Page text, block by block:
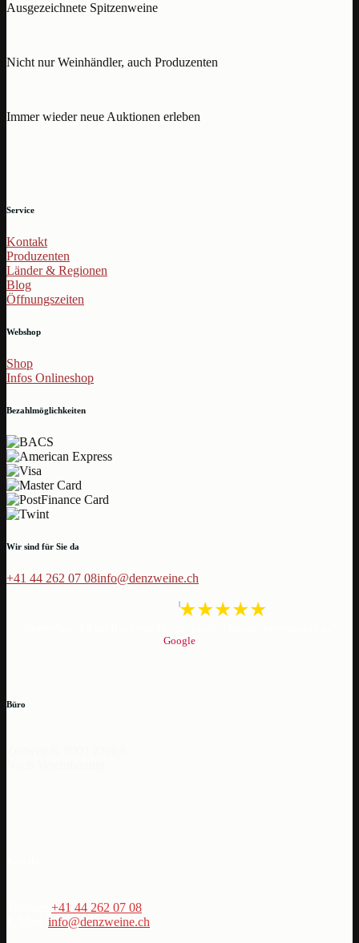
Ausgezeichnete Spitzenweine
Nicht nur Weinhändler, auch Produzenten
Immer wieder neue Auktionen erleben
Service
Kontakt
Produzenten
Länder & Regionen
Blog
Öffnungszeiten
Webshop
Shop
Infos Onlineshop
Bezahlmöglichkeiten
Wir sind für Sie da
+41 44 262 07 08info@denzweine.ch
Google
Büro
+41 44 262 07 08
info@denzweine.ch